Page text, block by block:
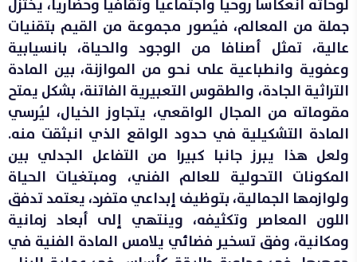
لوحاته انعكاسا روحيا واجتماعيا وثقافيا وحضاريا، يختزل
جملة من المعالم، فيُصور مجموعة من القيم بتقنيات
عالية، تمثل أصنافا من الوجود والحياة، بانسيابية
وعفوية وانطباعية على نحو من الموازنة، بين المادة
التراثية الجادة، والطقوس التعبيرية الفاتنة، بشكل يمتح
مقوماته من المجال الواقعي، يتجاوز الخيال، ليُرسي
المادة التشكيلية في حدود الواقع الذي انبثقت منه.
ولعل هذا يبرز جانبا كبيرا من التفاعل الجدلي بين
المكونات التحولية للعالم الفني، ومبتغيات الحياة
ولوازمها الجمالية، بتوظيف إبداعي متفرد، يعتمد تدفق
اللون المعاصر وتكثيفه، وينتهي إلى أبعاد زمانية
ومكانية، وفق تسخير فضائي يلامس المادة الفنية في